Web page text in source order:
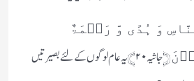
وَ ہُدًی وَّ رَحۡمَۃٌ
﴿ جاثیہ ۲۰﴾ یہ عام لوگو ں کے لئے بصیرتیں